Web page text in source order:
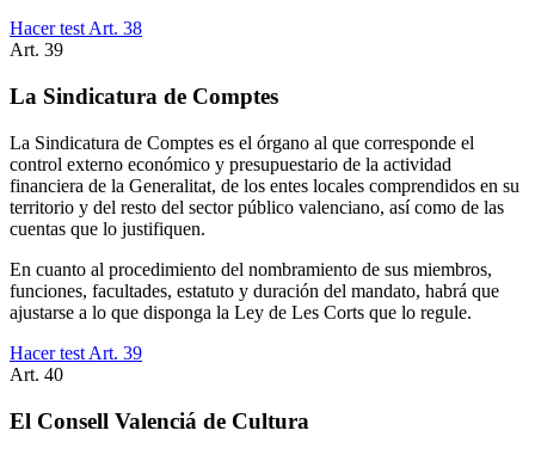
Hacer test Art. 38
Art. 39
La Sindicatura de Comptes
La Sindicatura de Comptes es el órgano al que corresponde el
control externo económico y presupuestario de la actividad
financiera de la Generalitat, de los entes locales comprendidos en su
territorio y del resto del sector público valenciano, así como de las
cuentas que lo justifiquen.
En cuanto al procedimiento del nombramiento de sus miembros,
funciones, facultades, estatuto y duración del mandato, habrá que
ajustarse a lo que disponga la Ley de Les Corts que lo regule.
Hacer test Art. 39
Art. 40
El Consell Valenciá de Cultura